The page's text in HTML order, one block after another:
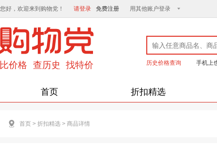
您好，欢迎来到购物党！ 请登录 免费注册 用其他账户登录
历史价格查询 手机上
首页 折扣精选
首页 > 折扣精选 > 商品详情